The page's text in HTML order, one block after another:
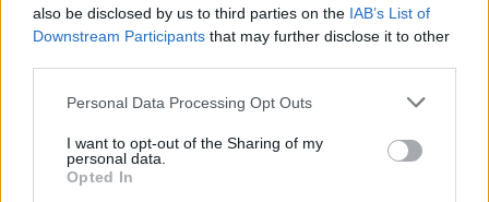
also be disclosed by us to third parties on the IAB’s List of
Downstream Participants that may further disclose it to other
Please note that this website/app uses one or more Google
not limited to your visit or usage behaviour. You may click to
grant or deny consent to Google and its third-party tags to
use your data for below specified purposes in below Google
Personal Data Processing Opt Outs
I want to opt-out of the Sharing of my
personal data.
Opted In
Pozostały wątpliwości? Brakuje czegoś w haśle?